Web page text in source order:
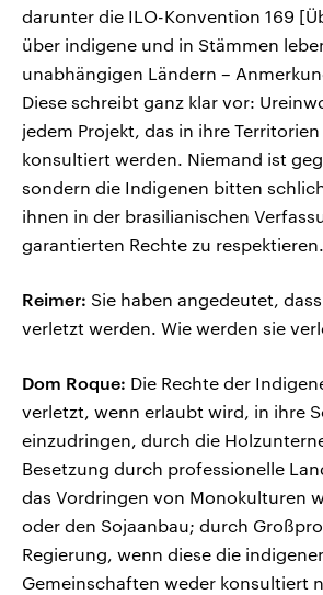
darunter die ILO-Konvention 169
über indigene und in Stämmen
unabhängigen Ländern –
Diese schreibt ganz klar vor:
jedem Projekt, das in ihre
konsultiert werden. Niemand ist
sondern die Indigenen bitten
ihnen in der brasilianischen
garantierten Rechte zu respektieren.
Reimer: Sie haben angedeutet,
verletzt werden. Wie werden sie
Dom Roque: Die Rechte der
verletzt, wenn erlaubt wird, in ihre
einzudringen, durch die
Besetzung durch professionelle
das Vordringen von Monokulturen
oder den Sojaanbau; durch
Regierung, wenn diese die
Gemeinschaften weder konsultiert